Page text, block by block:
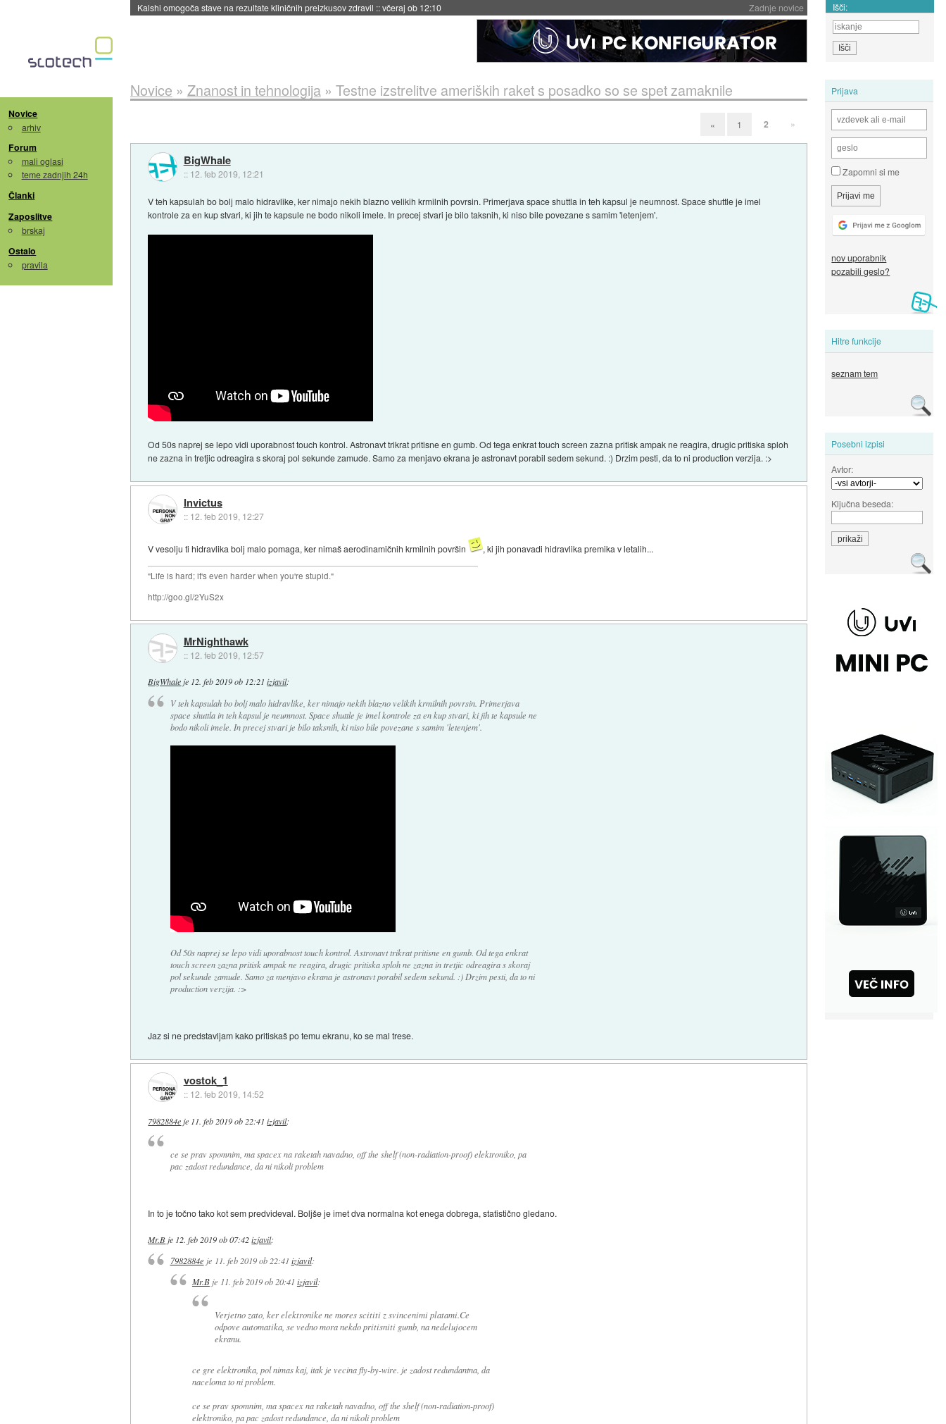
Zadnje novice
Sandisk že prodal več kot polovico SSD-jev za naslednji dve leti::včeraj ob 11:37 Išči:
Novice
arhiv
Forum
mali oglasi
teme zadnjih 24h
Članki
Zaposlitve
brskaj
Ostalo
pravila
Prijava
Zapomni si me
nov uporabnik
pozabili geslo?
Hitre funkcije
seznam tem
Posebni izpisi
Avtor:
Ključna beseda:
Novice » Znanost in tehnologija» Testne izstrelitve ameriških raket s posadko so se spet zamaknile
« 1 2 »
BigWhale
:: 12. feb 2019, 12:21
V teh kapsulah bo bolj malo hidravlike, ker nimajo nekih blazno velikih krmilnih povrsin. Primerjava space shuttla in teh kapsul je neumnost. Space shuttle je imel
kontrole za en kup stvari, ki jih te kapsule ne bodo nikoli imele. In precej stvari je bilo taksnih, ki niso bile povezane s samim 'letenjem'.
Od 50s naprej se lepo vidi uporabnost touch kontrol. Astronavt trikrat pritisne en gumb. Od tega enkrat touch screen zazna pritisk ampak ne reagira, drugic pritiska sploh
ne zazna in tretjic odreagira s skoraj pol sekunde zamude. Samo za menjavo ekrana je astronavt porabil sedem sekund. :) Drzim pesti, da to ni production verzija. :>
Invictus
:: 12. feb 2019, 12:27
V vesolju ti hidravlika bolj malo pomaga, ker nimaš aerodinamičnih krmilnih površin , ki jih ponavadi hidravlika premika v letalih...
"Life is hard; it's even harder when you're stupid."
http://goo.gl/2YuS2x
MrNighthawk
:: 12. feb 2019, 12:57
BigWhaleje 12. feb 2019 ob 12:21 izjavil:
V teh kapsulah bo bolj malo hidravlike, ker nimajo nekih blazno velikih krmilnih povrsin. Primerjava
space shuttla in teh kapsul je neumnost. Space shuttle je imel kontrole za en kup stvari, ki jih te kapsule ne
bodo nikoli imele. In precej stvari je bilo taksnih, ki niso bile povezane s samim 'letenjem'.
Od 50s naprej se lepo vidi uporabnost touch kontrol. Astronavt trikrat pritisne en gumb. Od tega enkrat
touch screen zazna pritisk ampak ne reagira, drugic pritiska sploh ne zazna in tretjic odreagira s skoraj
pol sekunde zamude. Samo za menjavo ekrana je astronavt porabil sedem sekund. :) Drzim pesti, da to ni
production verzija. :>
Jaz si ne predstavljam kako pritiskaš po temu ekranu, ko se mal trese.
vostok_1
:: 12. feb 2019, 14:52
7982884e je 11. feb 2019 ob 22:41 izjavil:
ce se prav spomnim, ma spacex na raketah navadno, off the shelf (non-radiation-proof) elektroniko, pa
pac zadost redundance, da ni nikoli problem
In to je točno tako kot sem predvideval. Boljše je imet dva normalna kot enega dobrega, statistično gledano.
Mr.B je 12. feb 2019 ob 07:42 izjavil:
7982884e je 11. feb 2019 ob 22:41 izjavil:
Mr.Bje 11. feb 2019 ob 20:41 izjavil:
Verjetno zato, ker elektronike ne mores scititi z svincenimi platami.Ce
odpove automatika, se vedno mora nekdo pritisniti gumb, na nedelujocem
ekranu.
ce gre elektronika, pol nimas kaj, itak je vecina fly-by-wire. je zadost redundantna, da
naceloma to ni problem.
ce se prav spomnim, ma spacex na raketah navadno, off the shelf (non-radiation-proof)
elektroniko, pa pac zadost redundance, da ni nikoli problem